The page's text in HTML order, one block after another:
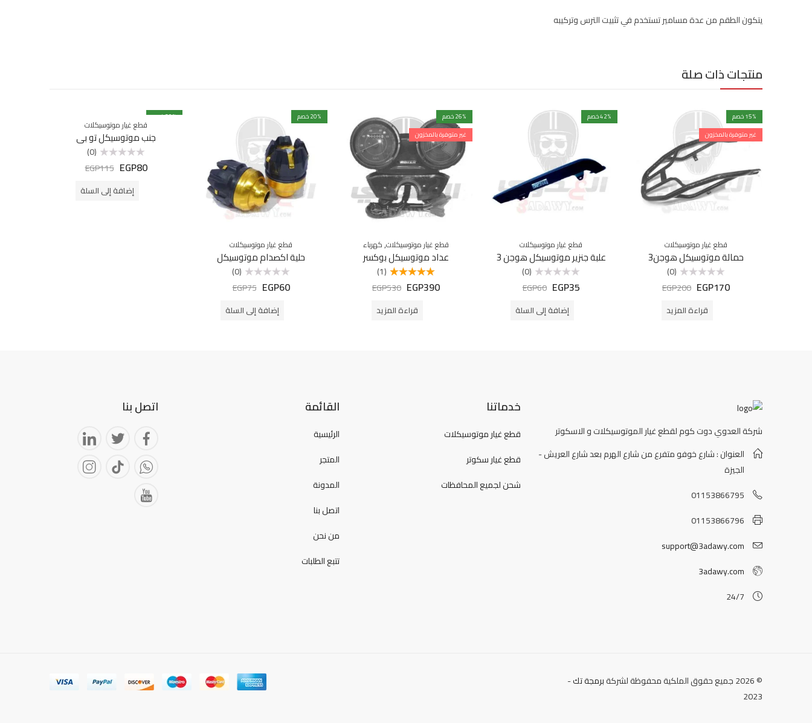
يتكون الطقم من عدة مسامير تستخدم في تثبيت الترس وتركيبه
منتجات ذات صلة
15% خصم
غير متوفرة بالمخزون
قطع غيار موتوسيكلات
حمالة موتوسيكل هوجن3
التقييم
(0)
EGP170
EGP200
قراءة المزيد
42% خصم
قطع غيار موتوسيكلات
علبة جنزير موتوسيكل هوجن 3
التقييم
(0)
EGP35
EGP60
إضافة إلى السلة
26% خصم
غير متوفرة بالمخزون
قطع غيار موتوسيكلات,كهرباء
عداد موتوسيكل بوكسر
5.00من 5
(1)
EGP390
EGP530
قراءة المزيد
20% خصم
قطع غيار موتوسيكلات
حلية اكصدام موتوسيكل
التقييم
(0)
EGP60
EGP75
إضافة إلى السلة
30% خصم
قطع غيار موتوسيكلات
جنب موتوسيكل تو بي
التقييم
(0)
EGP80
EGP115
إضافة إلى السلة
شركة العدوي دوت كوم لقطع غيار الموتوسيكلات و الاسكوتر
العنوان : شارع خوفو متفرع من شارع الهرم بعد شارع العريش -
الجيزة
01153866795
01153866796
support@3adawy.com
3adawy.com
24/7
خدماتنا
قطع غيار موتوسيكلات
قطع غيار سكوتر
شحن لجميع المحافظات
القائمة
الرئيسية
المتجر
المدونة
اتصل بنا
من نحن
تتبع الطلبات
اتصل بنا
© 2026 جميع حقوق الملكية محفوظة لشركة برمجة تك-
2023